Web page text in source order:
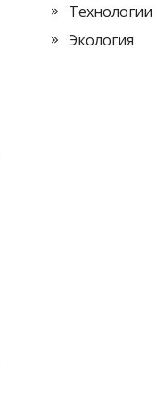
Экология